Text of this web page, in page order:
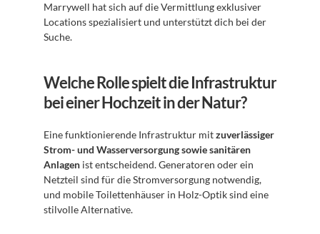
Marrywell hat sich auf die Vermittlung exklusiver
Locations spezialisiert und unterstützt dich bei der
Suche.
Welche Rolle spielt die Infrastruktur
bei einer Hochzeit in der Natur?
Eine funktionierende Infrastruktur mit zuverlässiger
Strom- und Wasserversorgung sowie sanitären
Anlagen ist entscheidend. Generatoren oder ein
Netzteil sind für die Stromversorgung notwendig,
und mobile Toilettenhäuser in Holz-Optik sind eine
stilvolle Alternative.